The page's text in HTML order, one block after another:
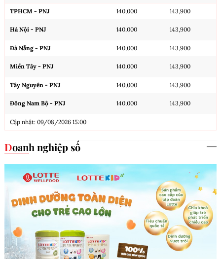
TPHCM - PNJ 140,000 143,900
Hà Nội - PNJ 140,000 143,900
Đà Nẵng - PNJ 140,000 143,900
Miền Tây - PNJ 140,000 143,900
Tây Nguyên - PNJ 140,000 143,900
Đông Nam Bộ - PNJ 140,000 143,900
Cập nhật: 09/08/2026 15:00
Doanh nghiệp số